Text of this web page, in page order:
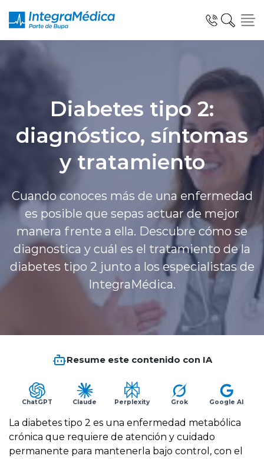
Especialidades y Servicios
Telemedicina Blua
Clínicas Dentales
Planes y Convenios
Mi Portal Bupa
modo claro
Diabetes tipo 2:
diagnóstico, síntomas
y tratamiento
Cuando conoces más de una enfermedad
es posible que sepas actuar de mejor
manera frente a ella. Descubre cómo se
diagnostica y cuál es el tratamiento de la
diabetes tipo 2 junto a los especialistas de
IntegraMédica.
Resume este contenido con IA
ChatGPT Claude Perplexity Grok Google AI
La diabetes tipo 2 es una enfermedad metabólica
crónica que requiere de atención y cuidado
permanente para mantenerla bajo control, con el